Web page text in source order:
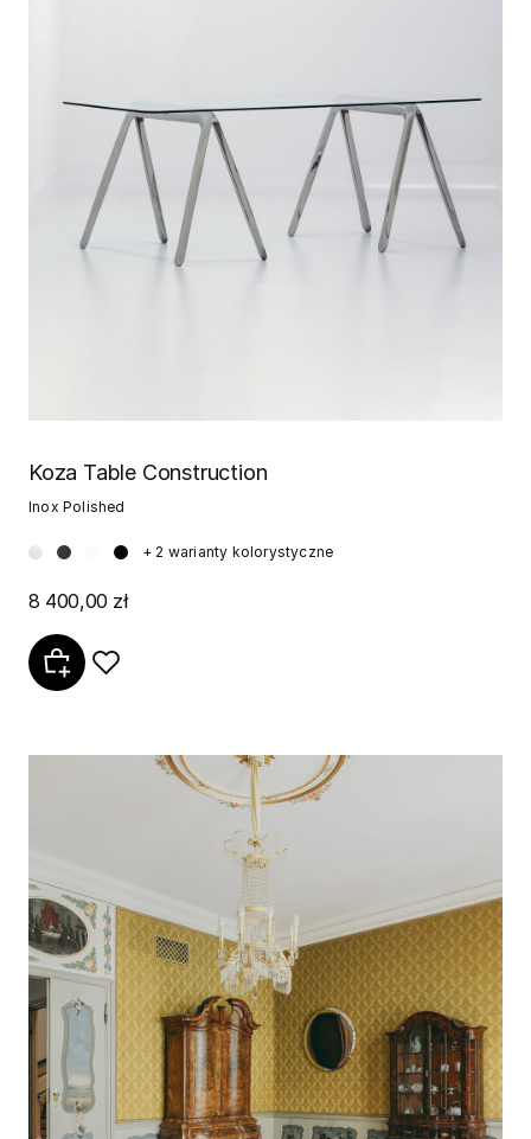
Koza Table Construction
Inox Polished
+ 2 warianty kolorystyczne
8 400,00 zł